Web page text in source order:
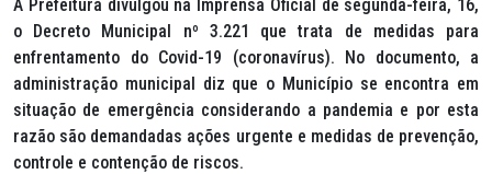
A Prefeitura divulgou na Imprensa Oficial de segunda-feira, 16,
o Decreto Municipal nº 3.221 que trata de medidas para
enfrentamento do Covid-19 (coronavírus). No documento, a
administração municipal diz que o Município se encontra em
situação de emergência considerando a pandemia e por esta
razão são demandadas ações urgente e medidas de prevenção,
controle e contenção de riscos.